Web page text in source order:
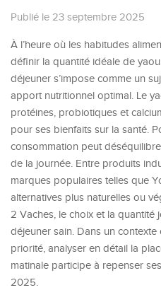
Publié le 23 septembre 2025
À l’heure où les habitudes
définir la quantité idéale de
déjeuner s’impose comme un
apport nutritionnel optimal. Le
protéines, probiotiques et
pour ses bienfaits sur la santé.
consommation peut
de la journée. Entre produits
marques populaires telles que
alternatives plus naturelles ou
2 Vaches, le choix et la quantité
déjeuner sain. Dans un
priorité, analyser en détail la
matinale participe à repenser
2025.